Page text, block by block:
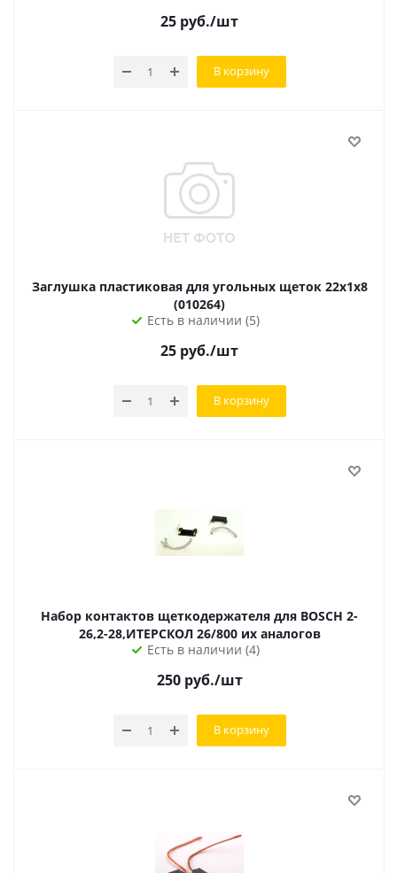
25 руб./шт
В корзину
Заглушка пластиковая для угольных щеток 22х1х8
(010264)
Есть в наличии (5)
25 руб./шт
В корзину
Набор контактов щеткодержателя для BOSCH 2-
26,2-28,ИТЕРСКОЛ 26/800 их аналогов
Есть в наличии (4)
250руб./шт
В корзину